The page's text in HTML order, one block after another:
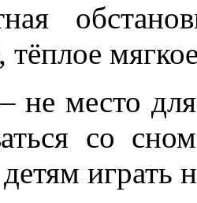
не место
со
играть